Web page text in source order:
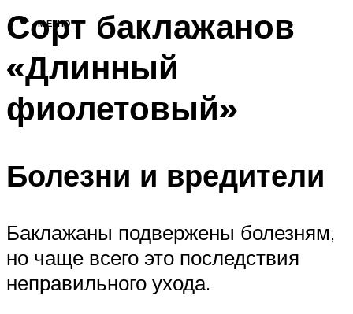
МЕНЮ
Сорт баклажанов
«Длинный
фиолетовый»
Болезни и вредители
Баклажаны подвержены болезням,
но чаще всего это последствия
неправильного ухода.